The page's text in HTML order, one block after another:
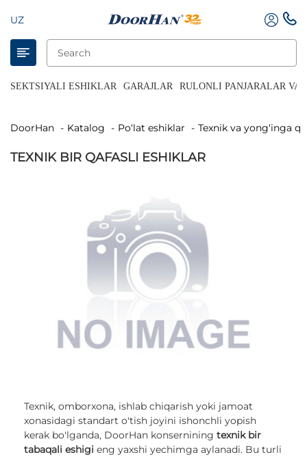
UZ
SEKTSIYALI ESHIKLAR GARAJLAR RULONLI PANJARALAR VA
DoorHan Katalog Po‘lat eshiklar Texnik va yong‘inga
TEXNIK BIR QAFASLI ESHIKLAR
Texnik, omborxona, ishlab chiqarish yoki jamoat
xonasidagi standart o'tish joyini ishonchli yopish
kerak bo'lganda, DoorHan konsernining texnik bir
tabaqali eshigi eng yaxshi yechimga aylanadi. Bu turli